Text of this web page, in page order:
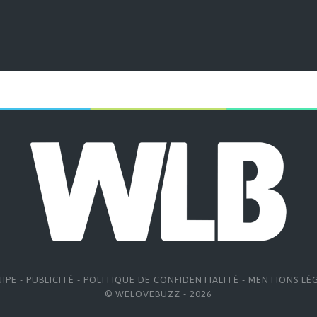
- PUBLICITÉ - POLITIQUE DE CONFIDENTIALITÉ - MENTIONS
© WELOVEBUZZ - 2026